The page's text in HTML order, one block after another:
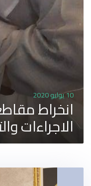
10 يوليو 2020
انخراط
الاجراءات